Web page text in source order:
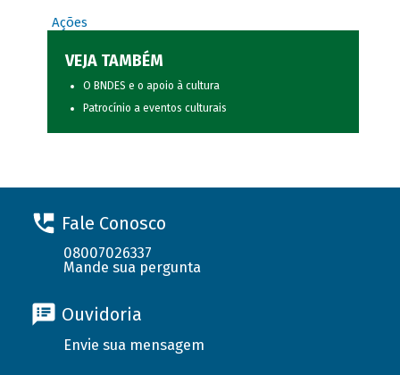
Ações
VEJA TAMBÉM
O BNDES e o apoio à cultura
Patrocínio a eventos culturais
Fale Conosco
08007026337
Mande sua pergunta
Ouvidoria
Envie sua mensagem